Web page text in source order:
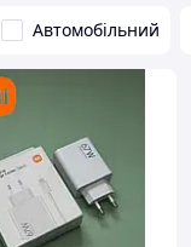
Автомобільний